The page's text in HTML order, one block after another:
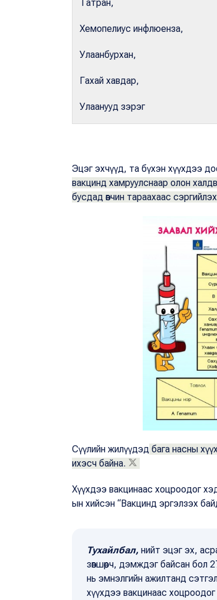
Татран,
Хемопелиус инфлюенза,
Улаанбурхан,
Гахай хавдар,
Улаанууд зэрэг
Эцэг эхчүүд, та бүхэн хүүхдээ
вакцинд хамруулснаар олон
бусдад өвчин тараахаас
Сүүлийн жилүүдэд бага насны
ихэсч байна.
Хүүхдээ вакцинаас хоцроодог
ын хийсэн “Вакцинд эргэлзэх
Тухайлбал, нийт эцэг эх,
зөвшөөрч, дэмждэг байсан бол
нь эмнэлгийн ажилтанд
хүүхдээ вакцинаас